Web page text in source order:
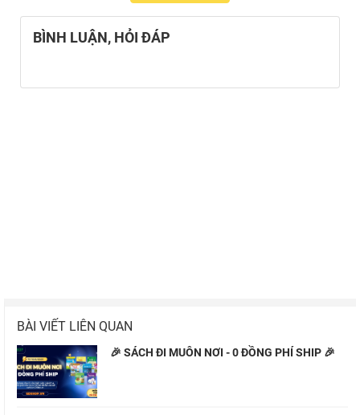
BÌNH LUẬN, HỎI ĐÁP
BÀI VIẾT LIÊN QUAN
🎉 SÁCH ĐI MUÔN NƠI - 0 ĐỒNG PHÍ SHIP 🎉